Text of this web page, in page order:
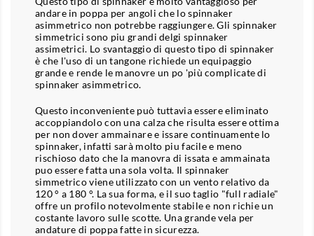
andare in poppa per angoli che lo spinnaker
asimmetrico non potrebbe raggiungere. Gli spinnaker
simmetrici sono piu grandi delgi spinnaker
assimetrici. Lo svantaggio di questo tipo di spinnaker
è che l'uso di un tangone richiede un equipaggio
grande e rende le manovre un po 'più complicate di
spinnaker asimmetrico.
Questo inconveniente può tuttavia essere eliminato
accoppiandolo con una calza che risulta essere ottima
per non dover ammainare e issare continuamente lo
spinnaker, infatti sarà molto piu facile e meno
rischioso dato che la manovra di issata e ammainata
puo essere fatta una sola volta. Il spinnaker
simmetrico viene utilizzato con un vento relativo da
120 ° a 180 °. La sua forma, e il suo taglio "full radiale"
offre un profilo notevolmente stabile e non richie un
costante lavoro sulle scotte. Una grande vela per
andature di poppa fatte in sicurezza.